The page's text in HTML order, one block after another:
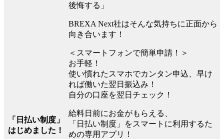
「日払い制度」
はじめました！
後悔する」
BREXA Next社はそんな気持ちに正面から
向き合います！
＜スマートフォンで簡単申請！＞
お手軽！
使い慣れたスマホでカンタン申込、早け
れば働いた翌日振込み！
自分の口座を翌日チェック！
給料日前にお金がもらえる、
「日払い制度」をスマートに利用するた
めの専用アプリ！